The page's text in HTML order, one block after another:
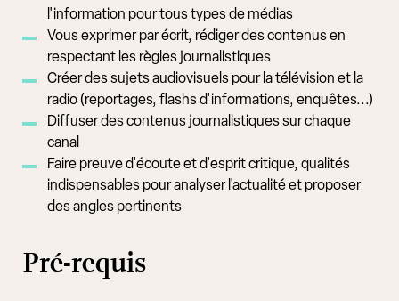
l'information pour tous types de médias
Vous exprimer par écrit, rédiger des contenus en
respectant les règles journalistiques
Créer des sujets audiovisuels pour la télévision et la
radio (reportages, flashs d'informations, enquêtes...)
Diffuser des contenus journalistiques sur chaque
canal
Faire preuve d'écoute et d'esprit critique, qualités
indispensables pour analyser l'actualité et proposer
des angles pertinents
Pré-requis